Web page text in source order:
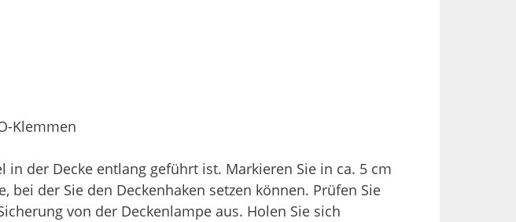
Klemmen
der Decke entlang geführt ist. Markieren Sie in ca. 5 cm
der Sie den Deckenhaken setzen können. Prüfen Sie
von der Deckenlampe aus. Holen Sie sich